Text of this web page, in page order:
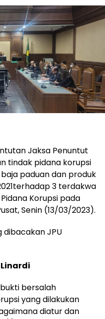
Jaksa Penuntut
tindak pidana korupsi
paduan dan produk
3 terdakwa
Korupsi pada
Senin (13/03/2023).
JPU
bersalah
yang dilakukan
diatur dan